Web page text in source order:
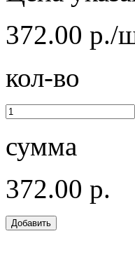
372.00 р./
кол-во
сумма
372.00 р.